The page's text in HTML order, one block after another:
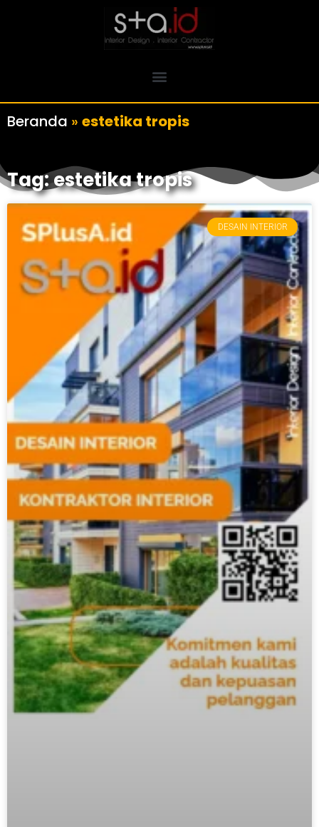
Beranda » estetika tropis
Tag: estetika tropis
DESAIN INTERIOR